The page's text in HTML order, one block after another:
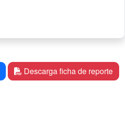
Descarga ficha de reporte